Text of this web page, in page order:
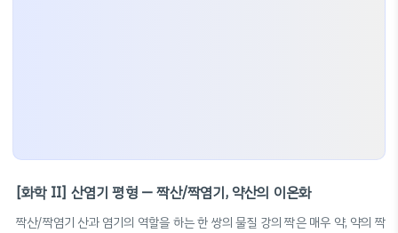
[화학 II] 산염기 평형 — 짝산/짝염기, 약산의 이온화
짝산/짝염기 산과 염기의 역할을 하는 한 쌍의 물질 강의 짝은 매우 약, 약의 짝